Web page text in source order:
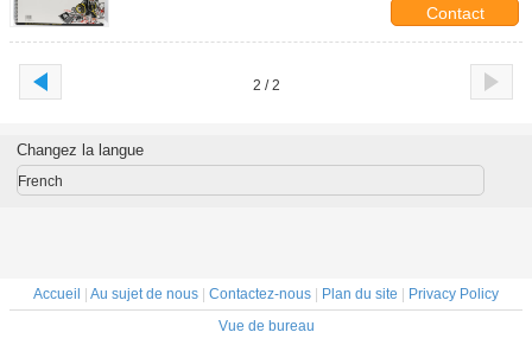
Contact
2 / 2
Changez la langue
French
Accueil Au sujet de nous Contactez-nous Plan du site
Privacy Policy
Vue de bureau